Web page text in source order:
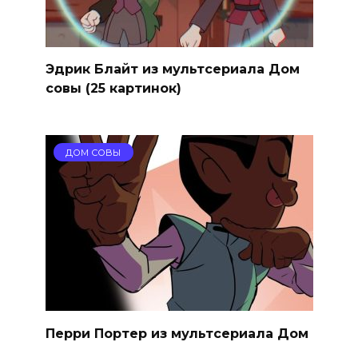
Эдрик Блайт из мультсериала Дом
совы (25 картинок)
ДОМ СОВЫ
Перри Портер из мультсериала Дом